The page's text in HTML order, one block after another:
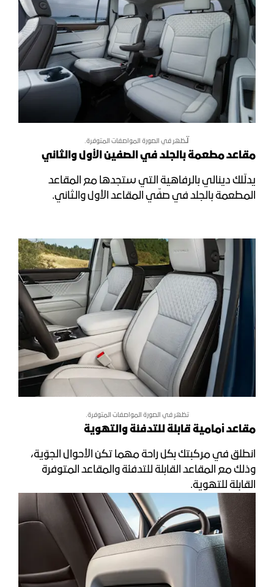
تظهر في الصورة المواصفات المتوفرة.
مقاعد مطعمة بالجلد في الصفين الأول والثاني
يدلّلك دينالي بالرفاهية التي ستجدها مع المقاعد
المطعمة بالجلد في صفّي المقاعد الأول والثاني.
تظهر في الصورة المواصفات المتوفرة.
مقاعد أمامية قابلة للتدفئة والتهوية
انطلق في مركبتك بكل راحة مهما تكن الأحوال الجوّية،
وذلك مع المقاعد القابلة للتدفئة والمقاعد المتوفرة
القابلة للتهوية.